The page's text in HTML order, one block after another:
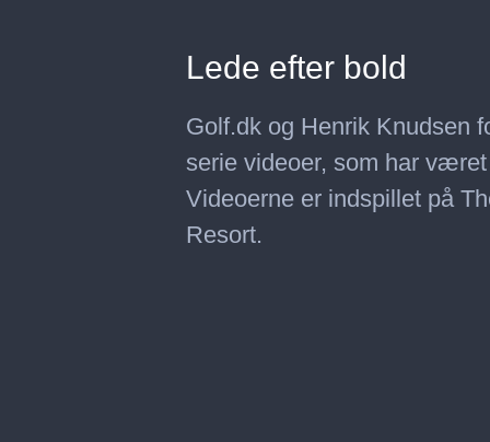
Lede efter bold
Golf.dk og Henrik Knudsen
serie videoer, som har
Videoerne er indspillet på
Resort.